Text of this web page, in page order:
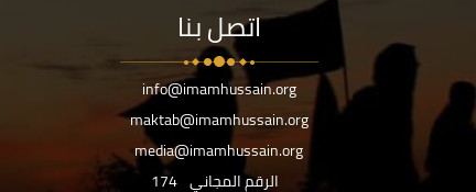
اتصل بنا
info@imamhussain.org
maktab@imamhussain.org
media@imamhussain.org
الرقم المجاني 174